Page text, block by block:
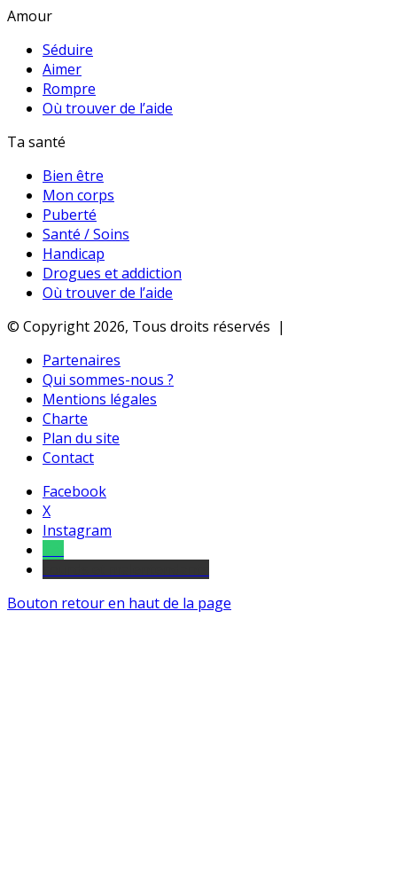
Amour
Séduire
Aimer
Rompre
Où trouver de l’aide
Ta santé
Bien être
Mon corps
Puberté
Santé / Soins
Handicap
Drogues et addiction
Où trouver de l’aide
© Copyright 2026, Tous droits réservés |
Partenaires
Qui sommes-nous ?
Mentions légales
Charte
Plan du site
Contact
Facebook
X
Instagram
Bouton retour en haut de la page